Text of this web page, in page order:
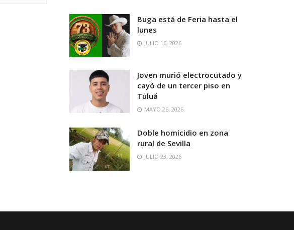
Buga está de Feria hasta el
lunes
JULIO 16, 2026
Joven murió electrocutado y
cayó de un tercer piso en
Tuluá
MAYO 26, 2026
Doble homicidio en zona
rural de Sevilla
JULIO 23, 2026